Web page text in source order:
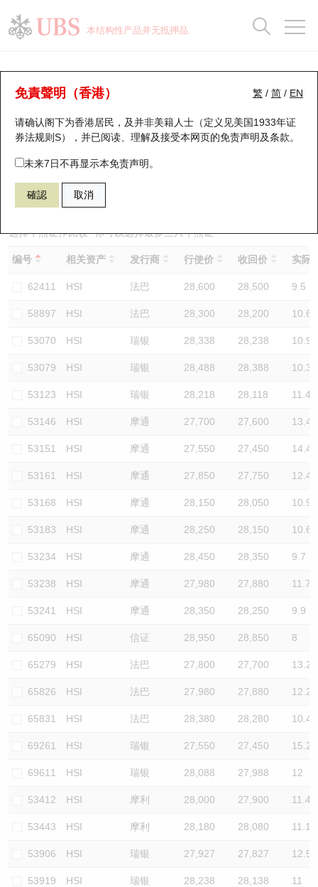
本结构性产品并无抵押品
繁 / 简 / EN
免責聲明（香港）
请确认阁下为香港居民，及并非美籍人士（定义见美国1933年证
券法规则S），并已阅读、理解及接受本网页的免责声明及条款。
未来7日不再显示本免责声明。
確認 取消
牛熊证分析仪
表现 街货统计 比较
69267 瑞银熊证 HSI 恒生指数
选择牛熊证作比较 *你可以选择最多三只牛熊证
编号 相关资产 发行商 行使价 收回价 实际
62411 HSI 法巴 28,600 28,500 9.5
58897 HSI 法巴 28,300 28,200 10.6
53070 HSI 瑞银 28,338 28,238 10.9
53079 HSI 瑞银 28,488 28,388 10.3
53123 HSI 瑞银 28,218 28,118 11.4
53146 HSI 摩通 27,700 27,600 13.4
53151 HSI 摩通 27,550 27,450 14.4
53161 HSI 摩通 27,850 27,750 12.4
53168 HSI 摩通 28,150 28,050 10.9
53183 HSI 摩通 28,250 28,150 10.6
53234 HSI 摩通 28,450 28,350 9.7
53238 HSI 摩通 27,980 27,880 11.7
53241 HSI 摩通 28,350 28,250 9.9
65090 HSI 信证 28,950 28,850 8
65279 HSI 法巴 27,800 27,700 13.2
65826 HSI 法巴 27,980 27,880 12.2
65831 HSI 法巴 28,380 28,280 10.4
69261 HSI 瑞银 27,550 27,450 15.2
69611 HSI 瑞银 28,088 27,988 12
53412 HSI 摩利 28,000 27,900 11.4
53443 HSI 摩利 28,180 28,080 11.1
53906 HSI 瑞银 27,927 27,827 12.5
53919 HSI 瑞银 28,238 28,138 11
瑞银认股证一览
新发行瑞银认股证
即将到期认股证
认股证到期结算价查找
认股证分析仪
认股证速算机
认股证/牛熊证日志
认股证文件及公告
街货统计
比较
牛熊全景快搜
牛熊证搜寻
牛熊证街货分布图
正股牛熊证列表
新发行瑞银牛熊证
已收回牛熊证剩余价值
牛熊证到期结算价查找
牛熊证分析仪
牛熊证文件及公告
牛熊证文件及公告 (瑞信)
街货统计
比较
十大升幅/跌幅
十大认股证成交分布
十天股证占大市成交
资金流
街货统计
三十大平均引伸波幅
正股分析仪
二十大活跃股份
恒指成份股
国指成份股
科指成份股
相关资产沽空
中资ETFs溢价比较
AH 股价对照
ADR
收市竞价变化
持股比重
显示所有持股比重
每月轮证大市专题
轮证专栏
讲座及教育短片
认股证投资者教育
牛熊证投资者教育
认股证牛熊证常问问题